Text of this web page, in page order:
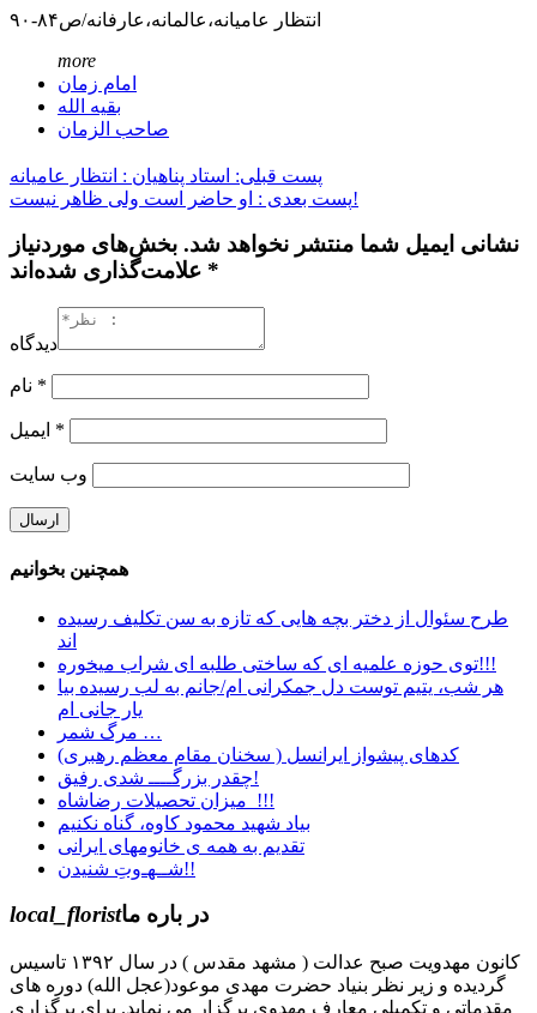
انتظار عامیانه،عالمانه،عارفانه/ص۸۴-۹۰
more
امام زمان
بقیه الله
صاحب الزمان
پست قبلی: استاد پناهیان : انتظار عامیانه
پست بعدی : او حاضر است ولی ظاهر نیست!
نشانی ایمیل شما منتشر نخواهد شد. بخش‌های موردنیاز
علامت‌گذاری شده‌اند *
دیدگاه
*
*
وب‌ سایت
همچنین بخوانیم
طرح سئوال از دختر بچه هایی که تازه به سن تکلیف رسیده
اند
توی حوزه علميه ای كه ساختی طلبه ای شراب ميخوره!!!
هر شب، یتیم توست دل جمکرانی ام/جانم به لب رسیده بیا
یار جانی ام
مرگ شمر …
کدهای پيشواز ایرانسل ( سخنان مقام معظم رهبری)
چقدر بزرگــــ شدی رفیق!
میزان تحصیلات رضاشاه !!!
بیاد شهید محمود کاوه، گناه نکنیم
تقدیم به همه ی خانومهای ایرانی
شــهـ‌وتِ شنیدن!!
local_floristدر باره ما
کانون مهدویت صبح عدالت ( مشهد مقدس ) در سال ۱۳۹۲ تاسیس
گردیده و زیر نظر بنیاد حضرت مهدی موعود(عجل الله) دوره های
مقدماتی و تکمیلی معارف مهدوی برگزار می نماید. برای برگزاری